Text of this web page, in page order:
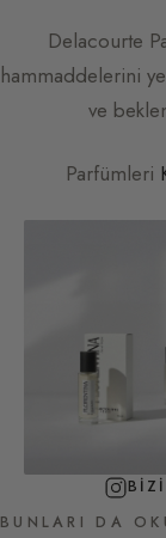
Delacourte
hammaddelerini
ve
Parfümleri
BUNLARI DA